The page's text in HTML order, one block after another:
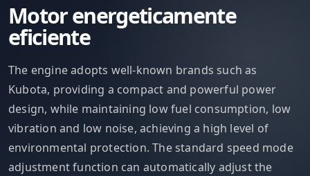
Motor energeticamente
eficiente
The engine adopts well-known brands such as
Kubota, providing a compact and powerful power
design, while maintaining low fuel consumption, low
vibration and low noise, achieving a high level of
environmental protection. The standard speed mode
adjustment function can automatically adjust the